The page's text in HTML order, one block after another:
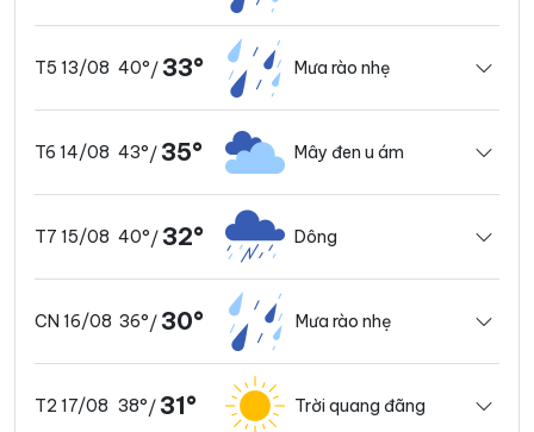
T5 13/08 40°/ 33° Mưa rào nhẹ
T6 14/08 43°/ 35° Mây đen u ám
T7 15/08 40°/ 32° Dông
CN 16/08 36°/ 30° Mưa rào nhẹ
T2 17/08 38°/ 31° Trời quang đãng